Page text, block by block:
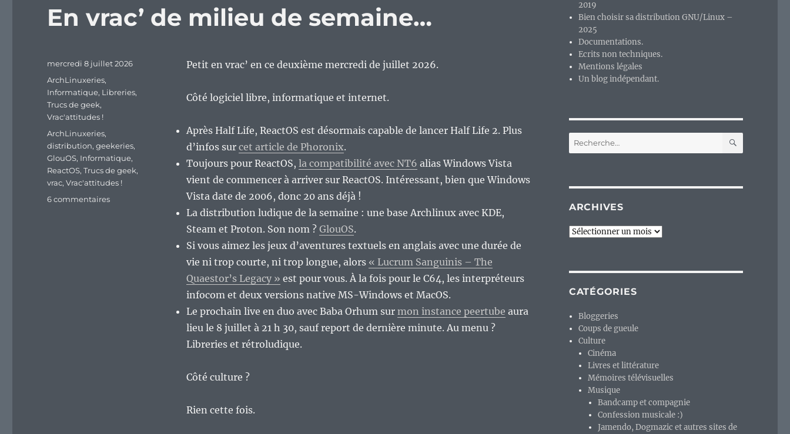
En vrac’ de milieu de semaine…
Petit en vrac’ en ce deuxième mercredi de juillet 2026.
Côté logiciel libre, informatique et internet.
Après Half Life, ReactOS est désormais capable de lancer Half Life 2. Plus
d’infos sur cet article de Phoronix.
Toujours pour ReactOS, la compatibilité avec NT6 alias Windows Vista
vient de commencer à arriver sur ReactOS. Intéressant, bien que Windows
Vista date de 2006, donc 20 ans déjà !
La distribution ludique de la semaine : une base Archlinux avec KDE,
Steam et Proton. Son nom ? GlouOS.
Si vous aimez les jeux d’aventures textuels en anglais avec une durée de
vie ni trop courte, ni trop longue, alors « Lucrum Sanguinis – The
Quaestor’s Legacy » est pour vous. À la fois pour le C64, les interpréteurs
infocom et deux versions native MS-Windows et MacOS.
Le prochain live en duo avec Baba Orhum sur mon instance peertube aura
lieu le 8 juillet à 21 h 30, sauf report de dernière minute. Au menu ?
Libreries et rétroludique.
Côté culture ?
Rien cette fois.
Publié
mercredi 8 juillet 2026
Catégories
ArchLinuxeries,
Informatique, Libreries,
Trucs de geek,
Vrac'attitudes !
Étiquettes
ArchLinuxeries,
distribution,geekeries,
GlouOS, Informatique,
ReactOS,Trucs de geek,
vrac,Vrac'attitudes !
6 commentairessur
2019
Bien choisir sa distribution GNU/Linux –
2025
Documentations.
Ecrits non techniques.
Mentions légales
Un blog indépendant.
Recherche
pour :
ARCHIVES
Archives
CATÉGORIES
Bloggeries
Coups de gueule
Culture
Cinéma
Livres et littérature
Mémoires télévisuelles
Musique
Bandcamp et compagnie
Confession musicale :)
Jamendo, Dogmazic et autres sites de